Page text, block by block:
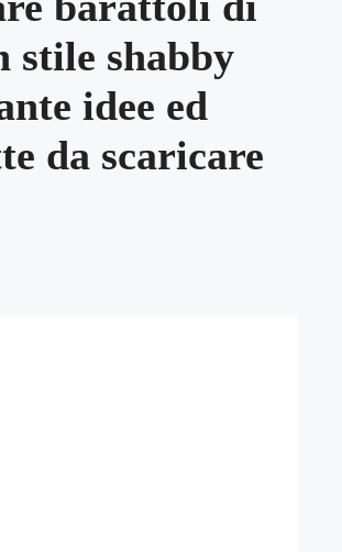
stile shabby
idee ed
da scaricare